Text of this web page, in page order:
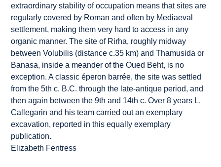
extraordinary stability of occupation means that sites are
regularly covered by Roman and often by Mediaeval
settlement, making them very hard to access in any
organic manner. The site of Rirha, roughly midway
between Volubilis (distancec.35 km) and Thamusida or
Banasa, inside a meander of the Oued Beht, is no
exception. A classicéperon barrée, the site was settled
from the 5th c. B.C. through the late-antique period, and
then again between the 9th and 14th c. Over 8 years L.
Callegarin and his team carried out an exemplary
excavation, reported in this equally exemplary
publication.
Elizabeth Fentress